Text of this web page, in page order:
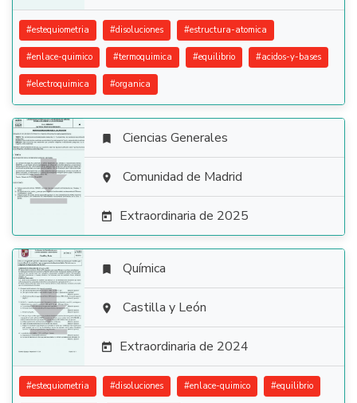
#estequiometria #disoluciones #estructura-atomica
#enlace-quimico #termoquimica #equilibrio #acidos-y-bases
#electroquimica #organica

 Ciencias Generales
 Comunidad de Madrid
 Extraordinaria de 2025

 Química
 Castilla y León
 Extraordinaria de 2024
#estequiometria #disoluciones #enlace-quimico #equilibrio